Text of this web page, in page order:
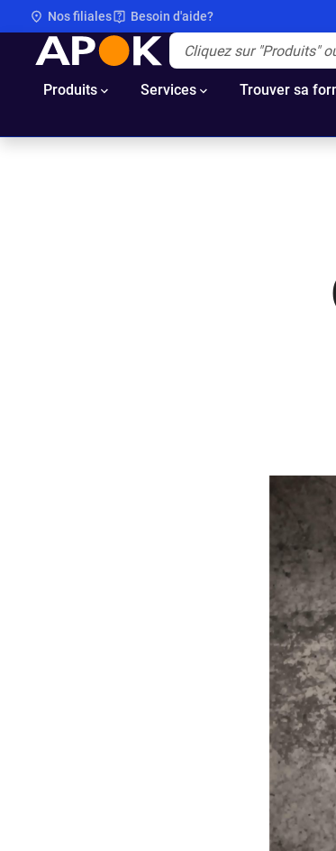
Nos filiales Besoin d'aide?
APOK
Produits Services Trouver sa